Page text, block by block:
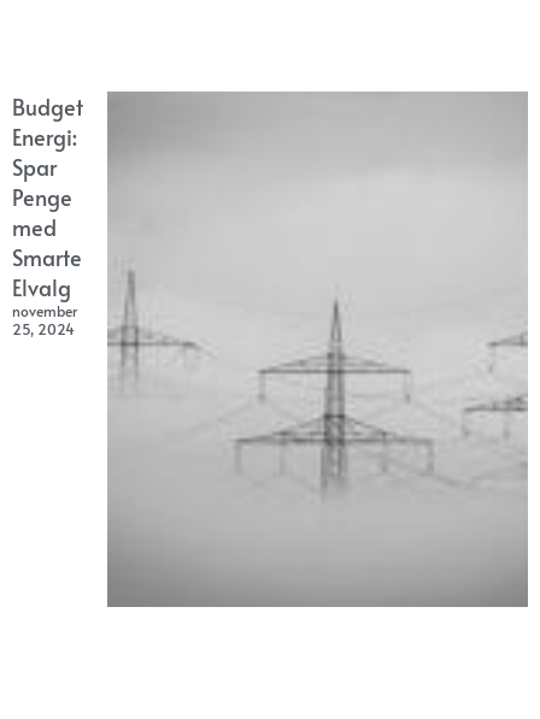
Budget
Energi:
Spar
Penge
med
Smarte
Elvalg
november
25, 2024